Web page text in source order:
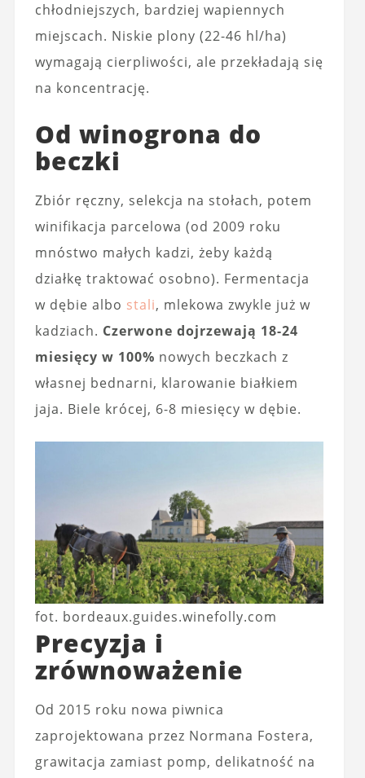
chłodniejszych, bardziej wapiennych
miejscach. Niskie plony (22-46 hl/ha)
wymagają cierpliwości, ale przekładają się
na koncentrację.
Od winogrona do
beczki
Zbiór ręczny, selekcja na stołach, potem
winifikacja parcelowa (od 2009 roku
mnóstwo małych kadzi, żeby każdą
działkę traktować osobno). Fermentacja
w dębie albo stali, mlekowa zwykle już w
kadziach. Czerwone dojrzewają 18-24
miesięcy w 100% nowych beczkach z
własnej bednarni, klarowanie białkiem
jaja. Biele krócej, 6-8 miesięcy w dębie.
fot. bordeaux.guides.winefolly.com
Precyzja i
zrównoważenie
Od 2015 roku nowa piwnica
zaprojektowana przez Normana Fostera,
grawitacja zamiast pomp, delikatność na